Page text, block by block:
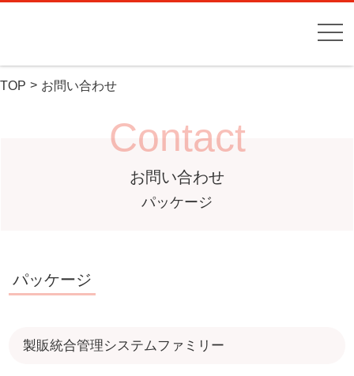
TOP お問い合わせ
Contact
お問い合わせ
パッケージ
パッケージ
製販統合管理システムファミリー